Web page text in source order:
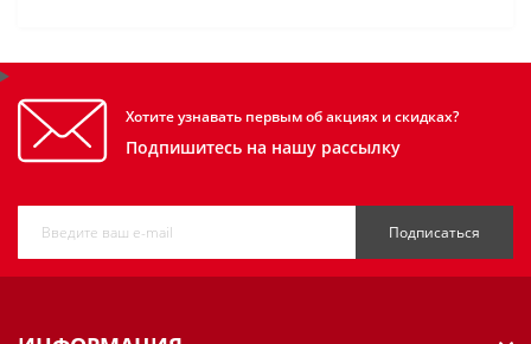
Хотите узнавать первым об акциях и скидках?
Подпишитесь на нашу рассылку
Подписаться